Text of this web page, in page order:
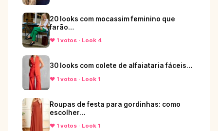
20 looks com mocassim feminino que
farão…
♥ 1 votos · Look 4
30 looks com colete de alfaiataria fáceis…
♥ 1 votos · Look 1
Roupas de festa para gordinhas: como
escolher…
♥ 1 votos · Look 1